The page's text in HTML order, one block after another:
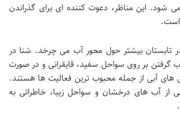
شود. این مناظر، دعوت کننده ای برای گذراندن
است.
تابستان بیشتر حول محور آب می چرخد. شنا در
گرفتن بر روی سواحل سفید، قایقرانی و در صورت
های آبی از جمله محبوب ترین فعالیت ها هستند.
از آب های درخشان و سواحل زیبا، خاطراتی به